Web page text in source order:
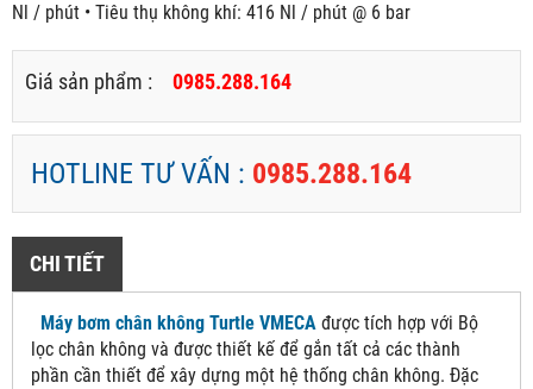
Nl / phút • Tiêu thụ không khí: 416 Nl / phút @ 6 bar
Giá sản phẩm : 0985.288.164
HOTLINE TƯ VẤN : 0985.288.164
CHI TIẾT
Máy bơm chân không Turtle VMECA được tích hợp với Bộ
lọc chân không và được thiết kế để gắn tất cả các thành
phần cần thiết để xây dựng một hệ thống chân không. Đặc